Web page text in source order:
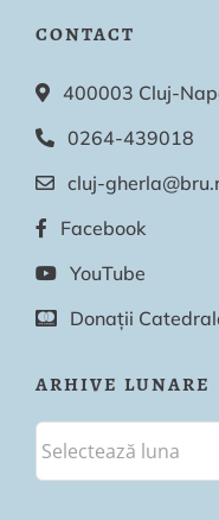
CONTACT
400003 Cluj-
0264-439018
cluj-
Facebook
YouTube
Donații
ARHIVE LUNARE